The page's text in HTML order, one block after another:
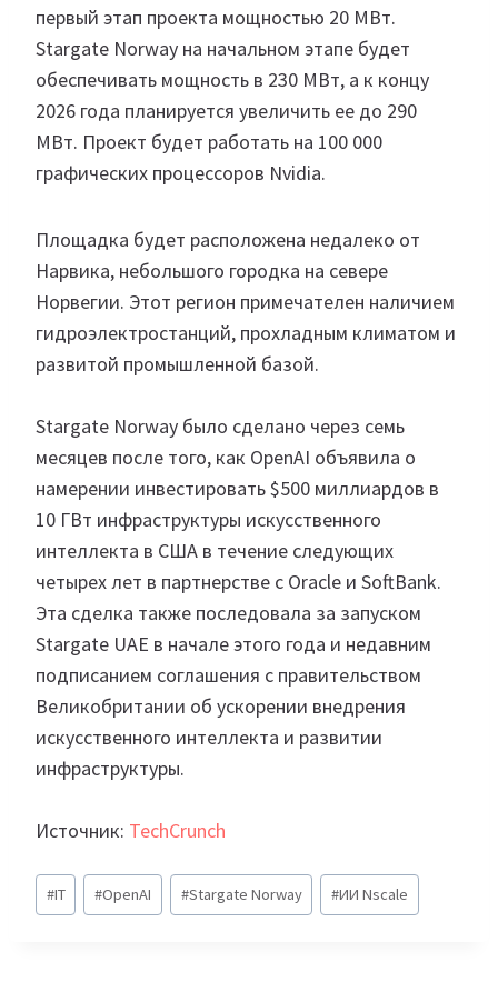
первый этап проекта мощностью 20 МВт.
Stargate Norway на начальном этапе будет
обеспечивать мощность в 230 МВт, а к концу
2026 года планируется увеличить ее до 290
МВт. Проект будет работать на 100 000
графических процессоров Nvidia.
Площадка будет расположена недалеко от
Нарвика, небольшого городка на севере
Норвегии. Этот регион примечателен наличием
гидроэлектростанций, прохладным климатом и
развитой промышленной базой.
Stargate Norway было сделано через семь
месяцев после того, как OpenAI объявила о
намерении инвестировать $500 миллиардов в
10 ГВт инфраструктуры искусственного
интеллекта в США в течение следующих
четырех лет в партнерстве с Oracle и SoftBank.
Эта сделка также последовала за запуском
Stargate UAE в начале этого года и недавним
подписанием соглашения с правительством
Великобритании об ускорении внедрения
искусственного интеллекта и развитии
инфраструктуры.
Источник: TechCrunch
Метки
записи:
#IT #OpenAI #Stargate Norway #ИИ Nscale